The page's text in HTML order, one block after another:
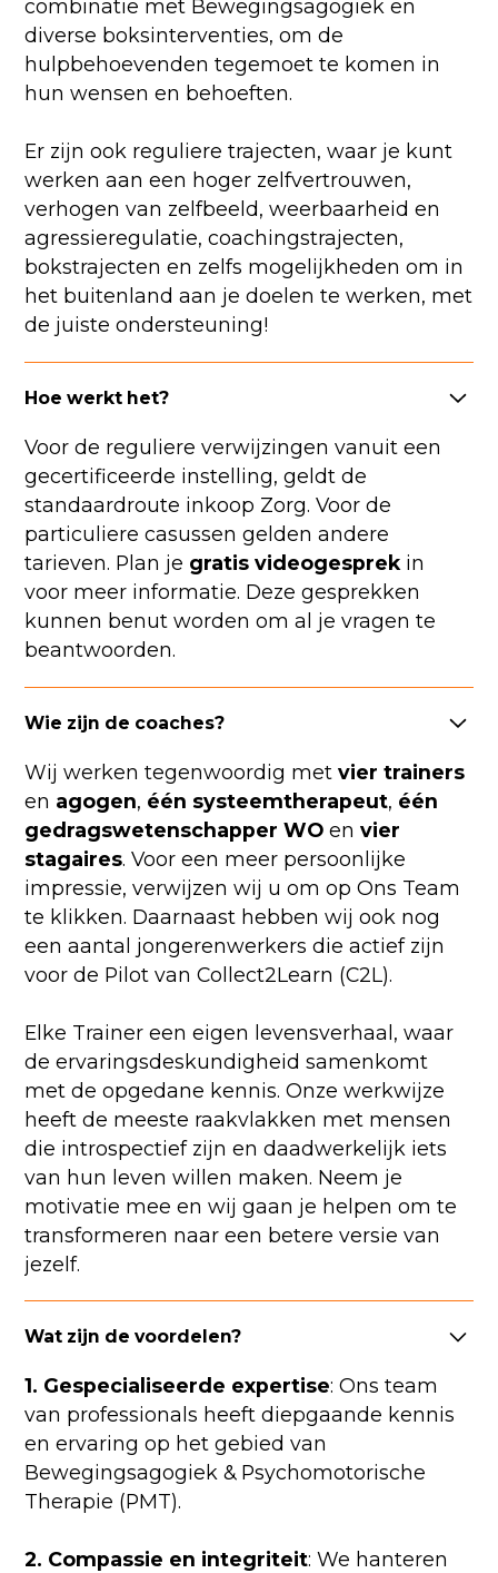
combinatie met Bewegingsagogiek en
diverse boksinterventies, om de
hulpbehoevenden tegemoet te komen in
hun wensen en behoeften.
Er zijn ook reguliere trajecten, waar je kunt
werken aan een hoger zelfvertrouwen,
verhogen van zelfbeeld, weerbaarheid en
agressieregulatie, coachingstrajecten,
bokstrajecten en zelfs mogelijkheden om in
het buitenland aan je doelen te werken, met
de juiste ondersteuning!
Hoe werkt het?
Voor de reguliere verwijzingen vanuit een
gecertificeerde instelling, geldt de
standaardroute inkoop Zorg. Voor de
particuliere casussen gelden andere
tarieven. Plan je gratis videogesprek in
voor meer informatie. Deze gesprekken
kunnen benut worden om al je vragen te
beantwoorden.
Wie zijn de coaches?
Wij werken tegenwoordig metvier trainers
en agogen, één systeemtherapeut, één
gedragswetenschapper WO envier
stagaires. Voor een meer persoonlijke
impressie, verwijzen wij u om op Ons Team
te klikken. Daarnaast hebben wij ook nog
een aantal jongerenwerkers die actief zijn
voor de Pilot van Collect2Learn (C2L).
Elke Trainer een eigen levensverhaal, waar
de ervaringsdeskundigheid samenkomt
met de opgedane kennis. Onze werkwijze
heeft de meeste raakvlakken met mensen
die introspectief zijn en daadwerkelijk iets
van hun leven willen maken. Neem je
motivatie mee en wij gaan je helpen om te
transformeren naar een betere versie van
jezelf.
Wat zijn de voordelen?
1. Gespecialiseerde expertise: Ons team
van professionals heeft diepgaande kennis
en ervaring op het gebied van
Bewegingsagogiek & Psychomotorische
Therapie (PMT).
2. Compassie en integriteit: We hanteren